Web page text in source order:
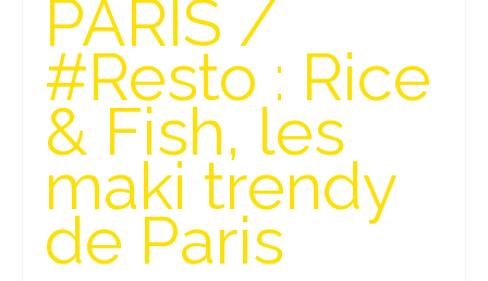
Isla del Sol
Lac Titicaca
Salar d’Uyuni
Sucre
Chili
Paraguay
PARIS /
#Resto : Rice
& Fish, les
maki trendy
de Paris